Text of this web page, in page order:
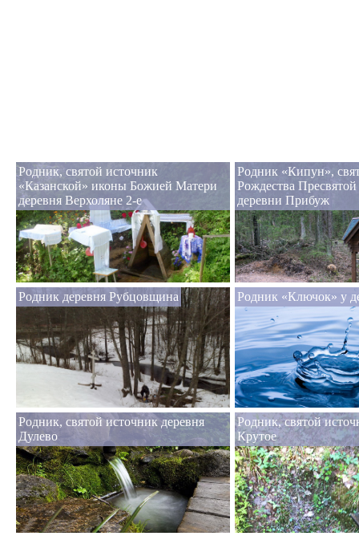
Родник, святой источник
«Казанской» иконы Божией Матери
деревня Верхоляне 2-е
Родник «Кипун»,
Рождества
деревни Прибуж
Родник деревня Рубцовщина Родник «Ключок» у
Родник, святой источник деревня
Дулево
Родник, святой
Крутое